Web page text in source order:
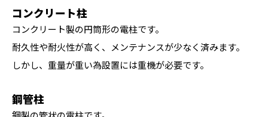
コンクリート柱
コンクリート製の円筒形の電柱です。
耐久性や耐火性が高く、メンテナンスが少なく済みます。
しかし、重量が重い為設置には重機が必要です。
鋼管柱